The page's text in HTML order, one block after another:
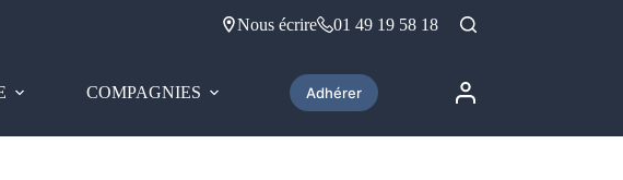
Nous écrire 01 49 19 58 18
COMPAGNIES Adhérer